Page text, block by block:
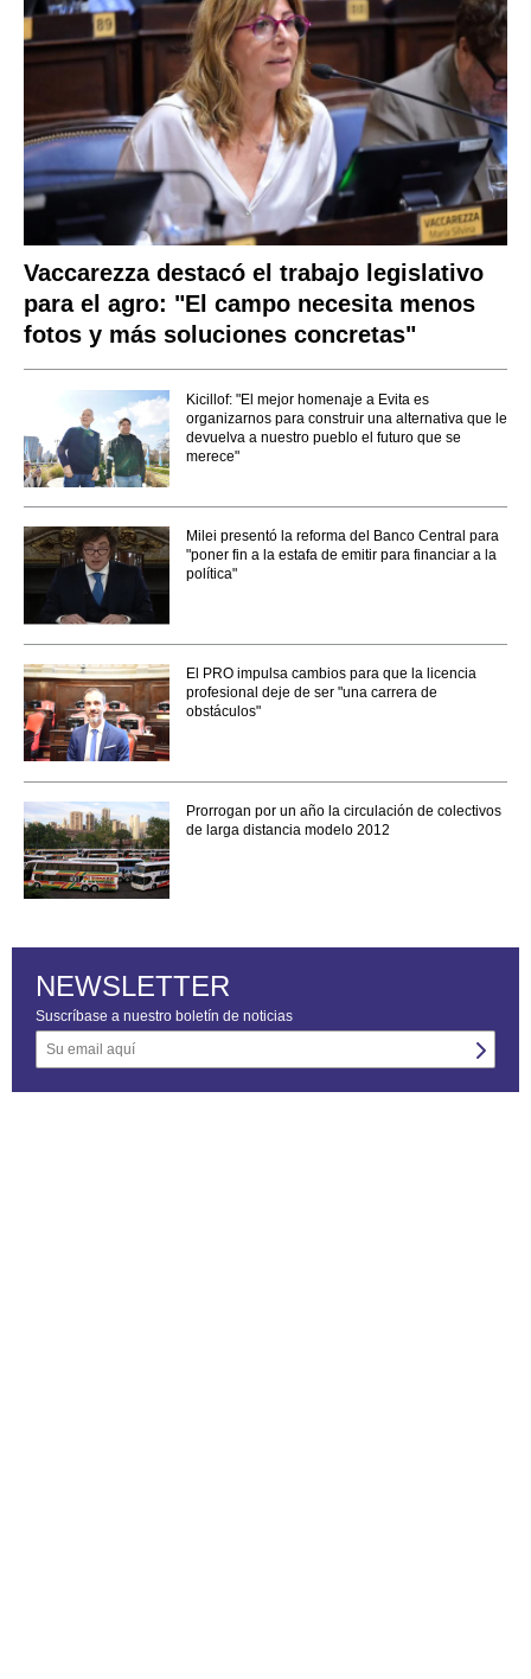
Vaccarezza destacó el trabajo legislativo
para el agro: "El campo necesita menos
fotos y más soluciones concretas"
Kicillof: "El mejor homenaje a Evita es
organizarnos para construir una alternativa que le
devuelva a nuestro pueblo el futuro que se
merece"
Milei presentó la reforma del Banco Central para
"poner fin a la estafa de emitir para financiar a la
política"
El PRO impulsa cambios para que la licencia
profesional deje de ser "una carrera de
obstáculos"
Prorrogan por un año la circulación de colectivos
de larga distancia modelo 2012
NEWSLETTER
Suscríbase a nuestro boletín de noticias